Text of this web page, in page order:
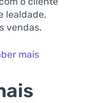
lealdade,
vendas.
mais